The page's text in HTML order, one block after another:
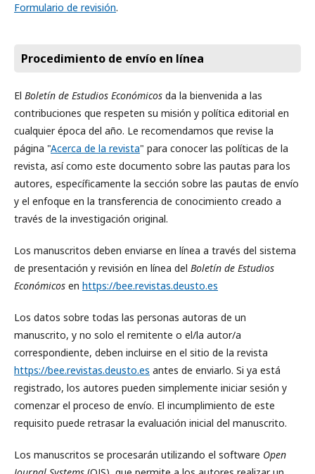
Formulario de revisión.
Procedimiento de envío en línea
El Boletín de Estudios Económicos da la bienvenida a las
contribuciones que respeten su misión y política editorial en
cualquier época del año. Le recomendamos que revise la
página "Acerca de la revista" para conocer las políticas de la
revista, así como este documento sobre las pautas para los
autores, específicamente la sección sobre las pautas de envío
y el enfoque en la transferencia de conocimiento creado a
través de la investigación original.
Los manuscritos deben enviarse en línea a través del sistema
de presentación y revisión en línea del Boletín de Estudios
Económicos en https://bee.revistas.deusto.es
Los datos sobre todas las personas autoras de un
manuscrito, y no solo el remitente o el/la autor/a
correspondiente, deben incluirse en el sitio de la revista
https://bee.revistas.deusto.es antes de enviarlo. Si ya está
registrado, los autores pueden simplemente iniciar sesión y
comenzar el proceso de envío. El incumplimiento de este
requisito puede retrasar la evaluación inicial del manuscrito.
Los manuscritos se procesarán utilizando el software Open